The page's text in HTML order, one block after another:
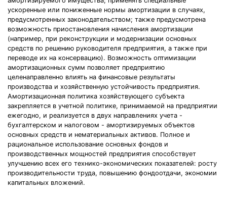
ускоренные или пониженные нормы амортизации в случаях,
предусмотренных законодательством; также предусмотрена
возможность приостановления начисления амортизации
(например, при реконструкции и модернизации основных
средств по решению руководителя предприятия, а также при
переводе их на консервацию). Возможность оптимизации
амортизационных сумм позволяет предприятию
целенаправленно влиять на финансовые результаты
производства и хозяйственную устойчивость предприятия.
Амортизационная политика хозяйствующего субъекта
закрепляется в учетной политике, принимаемой на предприятии
ежегодно, и реализуется в двух направлениях учета -
бухгалтерском и налоговом - амортизируемых объектов
основных средств и нематериальных активов. Полное и
рациональное использование основных фондов и
производственных мощностей предприятия способствует
улучшению всех его технико-экономических показателей: росту
производительности труда, повышению фондоотдачи, экономии
капитальных вложений.